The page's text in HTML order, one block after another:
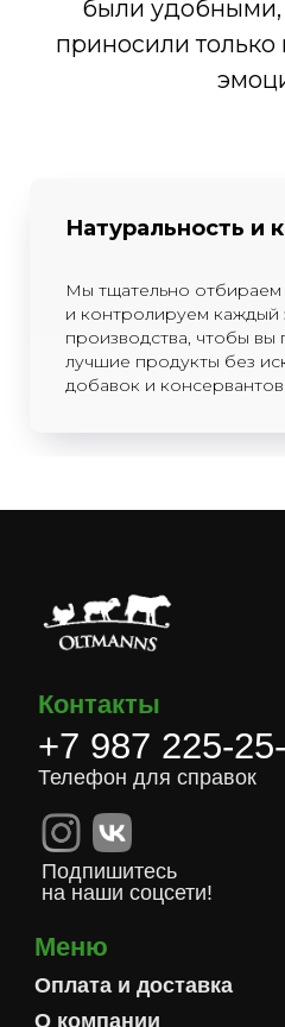
Натуральность и
Мы тщательно
и контролируем каждый
производства, чтобы вы
лучшие продукты без
добавок и консервантов
© 2015-2025 Все права защищены
р-н, с. Мизиново, ул.Школьная,